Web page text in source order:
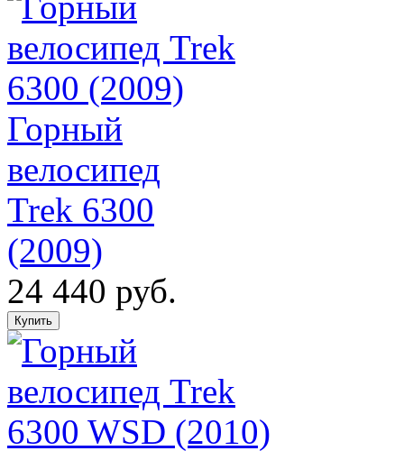
Горный
велосипед
Trek 6300
(2009)
24 440 руб.